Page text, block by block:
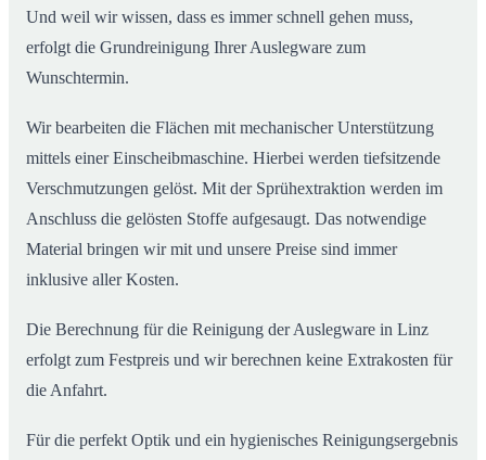
Und weil wir wissen, dass es immer schnell gehen muss,
erfolgt die Grundreinigung Ihrer Auslegware zum
Wunschtermin.
Wir bearbeiten die Flächen mit mechanischer Unterstützung
mittels einer Einscheibmaschine. Hierbei werden tiefsitzende
Verschmutzungen gelöst. Mit der Sprühextraktion werden im
Anschluss die gelösten Stoffe aufgesaugt. Das notwendige
Material bringen wir mit und unsere Preise sind immer
inklusive aller Kosten.
Die Berechnung für die Reinigung der Auslegware in Linz
erfolgt zum Festpreis und wir berechnen keine Extrakosten für
die Anfahrt.
Für die perfekt Optik und ein hygienisches Reinigungsergebnis